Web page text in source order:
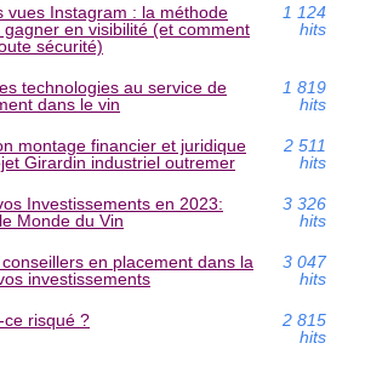
vues Instagram : la méthode
gagner en visibilité (et comment
sécurité)
1 124
hits
technologies au service de
dans le vin
1 819
hits
montage financier et juridique
Girardin industriel outremer
2 511
hits
Investissements en 2023:
Monde du Vin
3 326
hits
en placement dans la
investissements
3 047
hits
ce risqué ?
2 815
hits